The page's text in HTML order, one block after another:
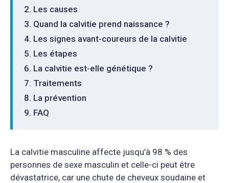
Les causes
Quand la calvitie prend naissance ?
Les signes avant-coureurs de la calvitie
Les étapes
La calvitie est-elle génétique ?
Traitements
La prévention
FAQ
La calvitie masculine affecte jusqu’à 98 % des
personnes de sexe masculin et celle-ci peut être
dévastatrice, car une chute de cheveux soudaine et